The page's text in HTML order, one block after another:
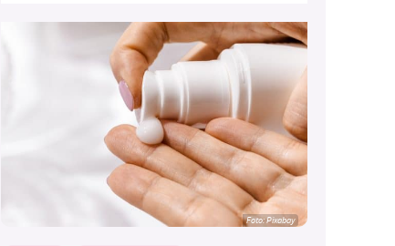
Foto:Pixabay